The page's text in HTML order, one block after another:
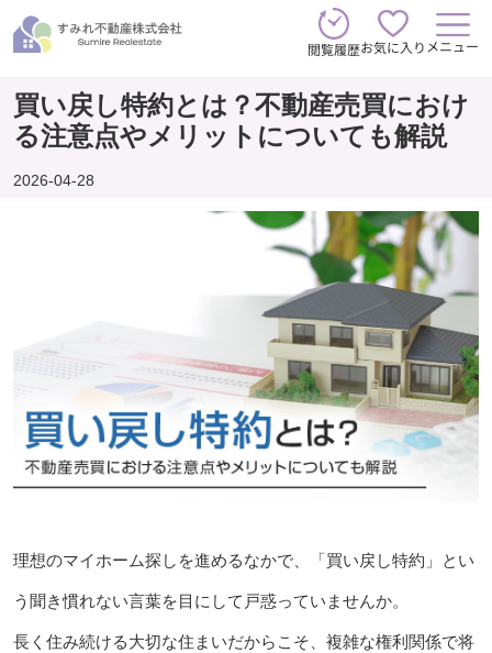
閲覧履歴お気に入り メニュー
買い戻し特約とは？不動産売買におけ
る注意点やメリットについても解説
2026-04-28
理想のマイホーム探しを進めるなかで、「買い戻し特約」とい
う聞き慣れない言葉を目にして戸惑っていませんか。
長く住み続ける大切な住まいだからこそ、複雑な権利関係で将